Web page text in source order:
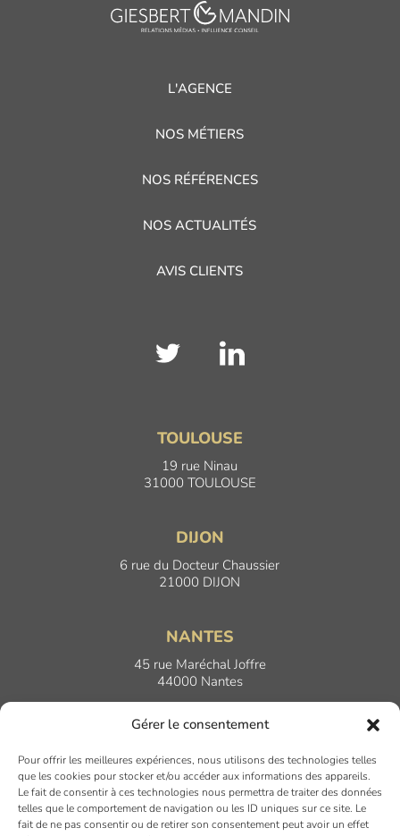
Gérer le consentement
Pour offrir les meilleures expériences, nous utilisons des technologies telles
que les cookies pour stocker et/ou accéder aux informations des appareils.
Le fait de consentir à ces technologies nous permettra de traiter des données
telles que le comportement de navigation ou les ID uniques sur ce site. Le
fait de ne pas consentir ou de retirer son consentement peut avoir un effet
L'AGENCE
NOS MÉTIERS
NOS RÉFÉRENCES
NOS ACTUALITÉS
AVIS CLIENTS
TOULOUSE
19 rue Ninau
31000 TOULOUSE
DIJON
6 rue du Docteur Chaussier
21000 DIJON
NANTES
45 rue Maréchal Joffre
44000 Nantes
LYON
17 Quai Joseph Gillet
69004 LYON